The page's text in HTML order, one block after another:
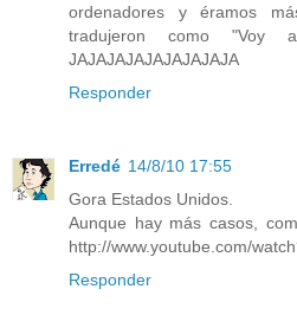
ordenadores y éramos
tradujeron como
JAJAJAJAJAJAJAJAJA
Responder
Erredé 14/8/10 17:55
Gora Estados Unidos.
Aunque hay más casos,
http://www.youtube.com/
Responder